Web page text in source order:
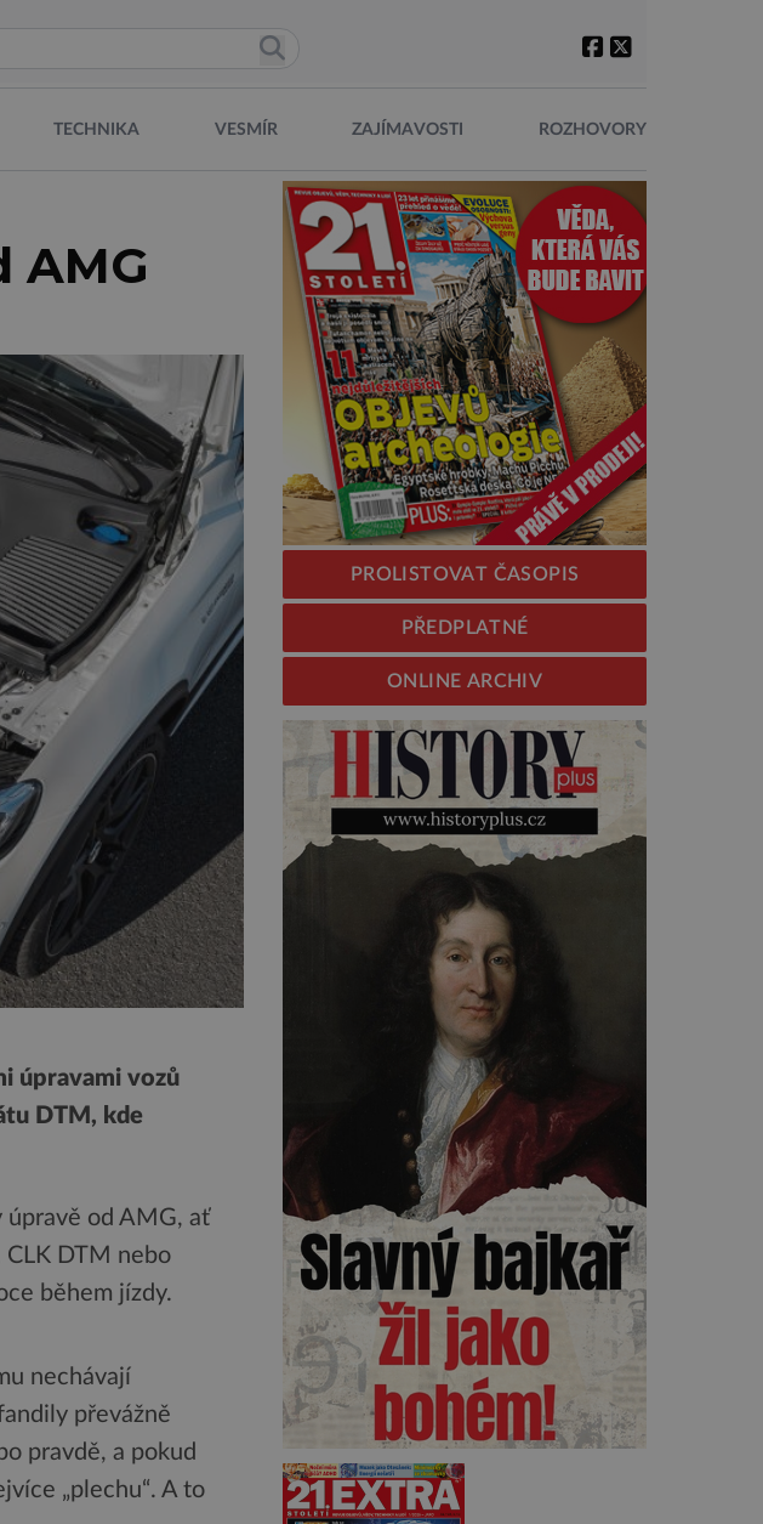
TECHNIKA VESMÍR ZAJÍMAVOSTI ROZHOVORY
AMG
úpravami vozů
DTM, kde
úpravě od AMG, ať
CLK DTM nebo
během jízdy.
nechávají
převážně
pravdě, a pokud
„plechu“. A to
PROLISTOVAT ČASOPIS
PŘEDPLATNÉ
ONLINE ARCHIV